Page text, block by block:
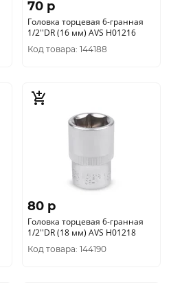
70 p
Головка торцевая 6-гранная
1/2''DR (16 мм) AVS H01216
Код товара: 144188
80 p
Головка торцевая 6-гранная
1/2''DR (18 мм) AVS H01218
Код товара: 144190